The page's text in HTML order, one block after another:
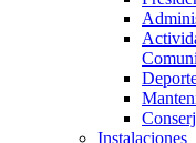
Instalaciones